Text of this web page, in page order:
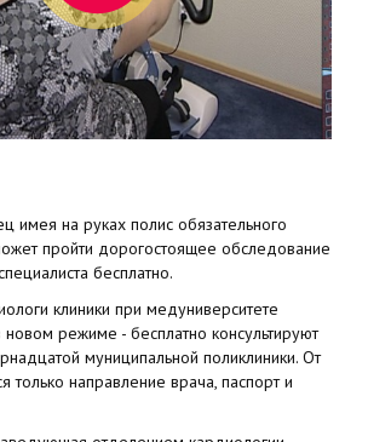
имея на руках полис обязательного
пройти дорогостоящее обследование
бесплатно.
клиники при медуниверситете
режиме - бесплатно консультируют
муниципальной поликлиники. От
только направление врача, паспорт и